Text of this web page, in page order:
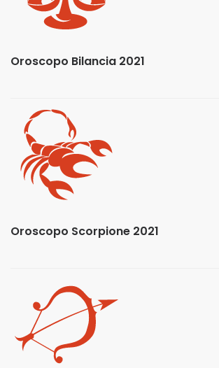
Oroscopo Bilancia 2021
Oroscopo Scorpione 2021